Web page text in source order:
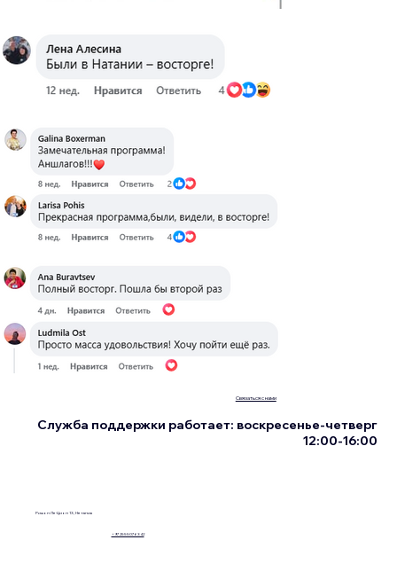
Ришон Ле-Цион 13, Нетания
+972555076342
Связаться с нами
Служба поддержки работает: воскресенье-четверг
12:00-16:00